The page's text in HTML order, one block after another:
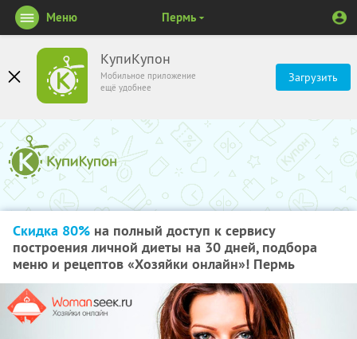
КупиКупон
Мобильное приложение
ещё удобнее
Загрузить
Меню Пермь
Скидка 80% на полный доступ к сервису
построения личной диеты на 30 дней, подбора
меню и рецептов «Хозяйки онлайн»! Пермь